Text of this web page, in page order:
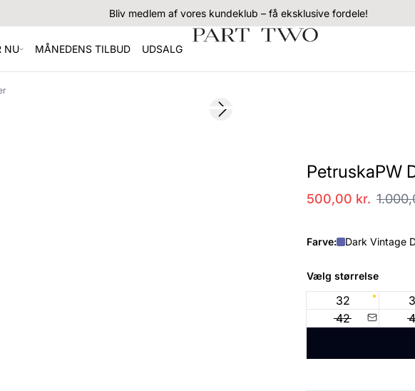
Bliv medlem af vores kundeklub – få eksklusive fordele!
NU MÅNEDENS TILBUD UDSALG
Next slide
PetruskaPW
500,00 kr.
Farve: Dark Vintage
Vælg størrelse
32
42